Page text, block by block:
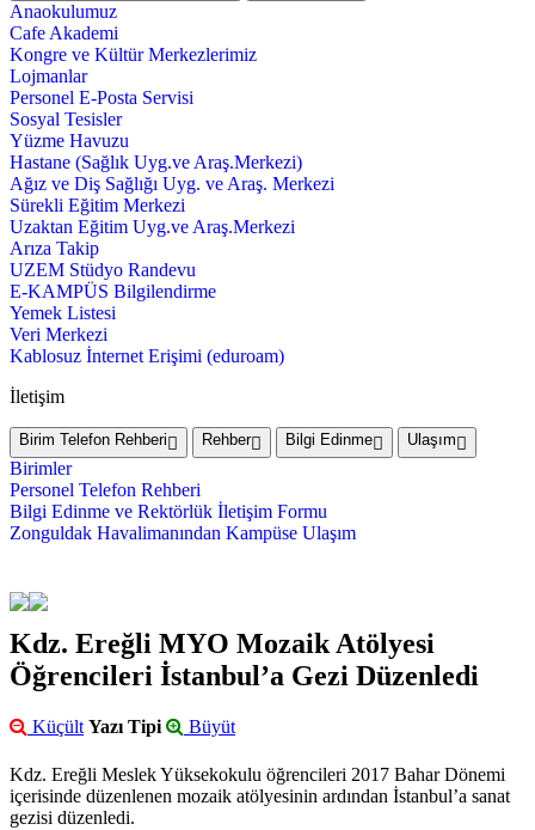
Anaokulumuz
Cafe Akademi
Kongre ve Kültür Merkezlerimiz
Lojmanlar
Personel E-Posta Servisi
Sosyal Tesisler
Yüzme Havuzu
Hastane (Sağlık Uyg.ve Araş.Merkezi)
Ağız ve Diş Sağlığı Uyg. ve Araş. Merkezi
Sürekli Eğitim Merkezi
Uzaktan Eğitim Uyg.ve Araş.Merkezi
Arıza Takip
UZEM Stüdyo Randevu
E-KAMPÜS Bilgilendirme
Yemek Listesi
Veri Merkezi
Kablosuz İnternet Erişimi (eduroam)
İletişim
Birim Telefon Rehberi Rehber Bilgi Edinme Ulaşım
Birimler
Personel Telefon Rehberi
Bilgi Edinme ve Rektörlük İletişim Formu
Zonguldak Havalimanından Kampüse Ulaşım
Kdz. Ereğli MYO Mozaik Atölyesi
Öğrencileri İstanbul’a Gezi Düzenledi
Küçült Yazı Tipi Büyüt
Kdz. Ereğli Meslek Yüksekokulu öğrencileri 2017 Bahar Dönemi
içerisinde düzenlenen mozaik atölyesinin ardından İstanbul’a sanat
gezisi düzenledi.